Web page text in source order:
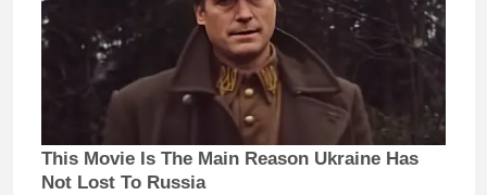
This Movie Is The Main Reason Ukraine Has
Not Lost To Russia